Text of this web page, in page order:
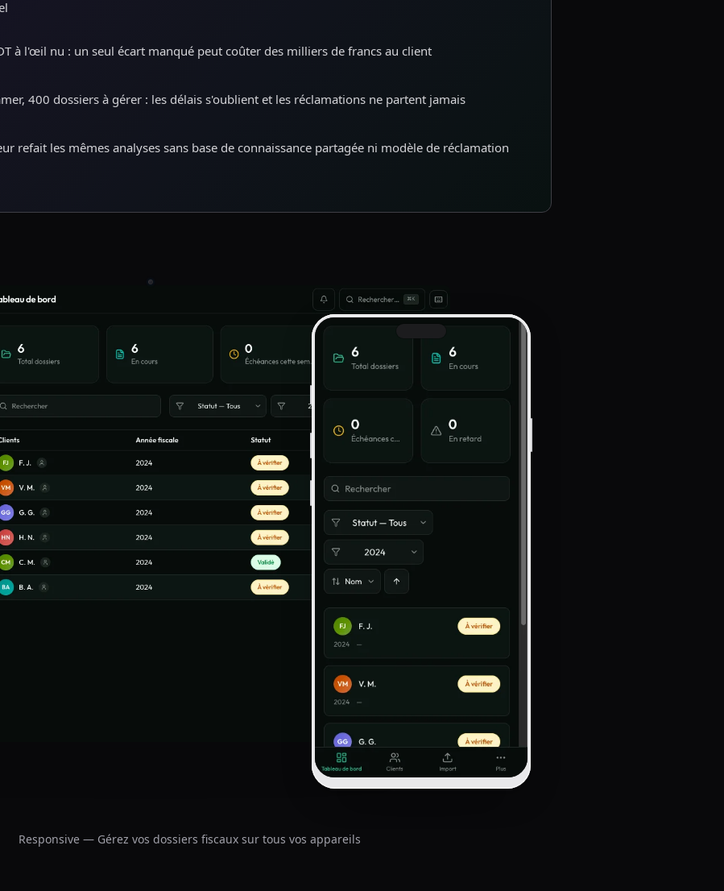
à l'œil nu : un seul écart manqué peut coûter des milliers de francs au client
400 dossiers à gérer : les délais s'oublient et les réclamations ne partent jamais
refait les mêmes analyses sans base de connaissance partagée ni modèle de réclamation
Responsive — Gérez vos dossiers fiscaux sur tous vos appareils